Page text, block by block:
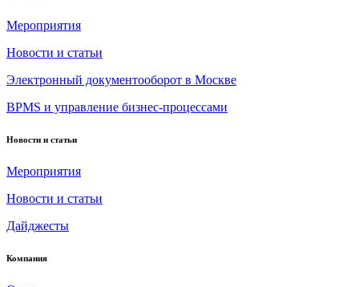
Мероприятия
Новости и статьи
Электронный документооборот в Москве
BPMS и управление бизнес-процессами
Новости и статьи
Мероприятия
Новости и статьи
Дайджесты
Компания